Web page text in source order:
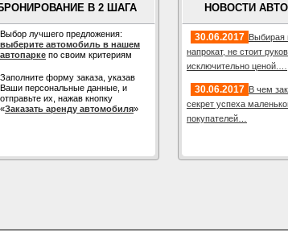
В 2 ШАГА
Выбор лучшего предложения:
выберите автомобиль в нашем
автопарке по своим критериям
Заполните форму заказа, указав
Ваши персональные данные, и
отправьте их, нажав кнопку
«Заказать аренду автомобиля»
НОВОСТИ
30.06.2017
напрокат, не стоит
исключительно ценой.…
30.06.2017 В чем
секрет успеха
покупателей…